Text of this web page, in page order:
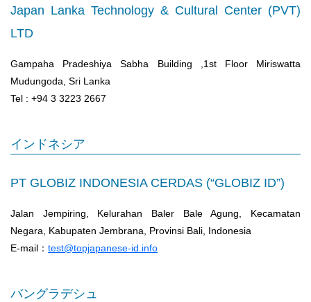
Japan Lanka Technology & Cultural Center (PVT)
LTD
Gampaha Pradeshiya Sabha Building ,1st Floor Miriswatta
Mudungoda, Sri Lanka
Tel : +94 3 3223 2667
インドネシア
PT GLOBIZ INDONESIA CERDAS (“GLOBIZ ID”)
Jalan Jempiring, Kelurahan Baler Bale Agung, Kecamatan
Negara, Kabupaten Jembrana, Provinsi Bali, Indonesia
E-mail： test@topjapanese-id.info
バングラデシュ